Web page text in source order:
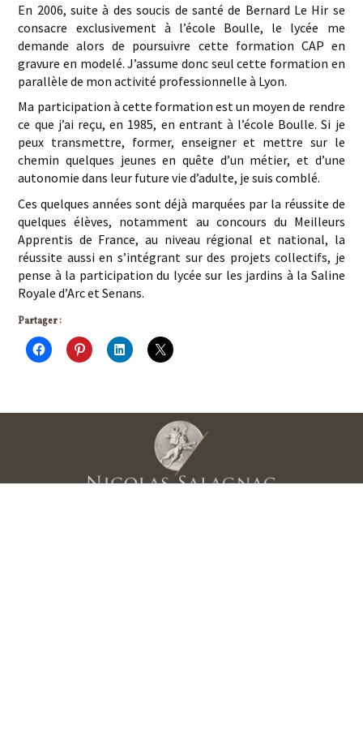
En 2006, suite à des soucis de santé de Bernard Le Hir se
consacre exclusivement à l’école Boulle, le lycée me
demande alors de poursuivre cette formation CAP en
gravure en modelé. J’assume donc seul cette formation en
parallèle de mon activité professionnelle à Lyon.
Ma participation à cette formation est un moyen de rendre
ce que j’ai reçu, en 1985, en entrant à l’école Boulle. Si je
peux transmettre, former, enseigner et mettre sur le
chemin quelques jeunes en quête d’un métier, et d’une
autonomie dans leur future vie d’adulte, je suis comblé.
Ces quelques années sont déjà marquées par la réussite de
quelques élèves, notamment au concours du Meilleurs
Apprentis de France, au niveau régional et national, la
réussite aussi en s’intégrant sur des projets collectifs, je
pense à la participation du lycée sur les jardins à la Saline
Royale d’Arc et Senans.
Partager :